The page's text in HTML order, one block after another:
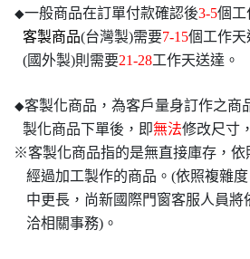
◆一般商品在訂單付款確認後3-5個工
客製商品(台灣製)需要7-15個工作天
(國外製)則需要21-28工作天送達。
◆客製化商品，為客戶量身訂作之商
製化商品下單後，即無法修改尺寸
※客製化商品指的是無直接庫存，依
經過加工製作的商品。(依照複雜
中更長，尚新國際門窗客服人員將
洽相關事務)。